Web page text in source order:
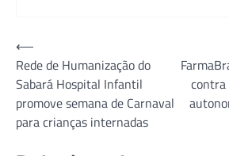
Navegação
de
Post
⟵
Rede de Humanização do
Sabará Hospital Infantil
promove semana de Carnaval
para crianças internadas
contra